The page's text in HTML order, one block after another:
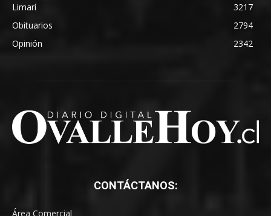
Limarí
3217
Obituarios
2794
Opinión
2342
CONTÁCTANOS:
Área Comercial